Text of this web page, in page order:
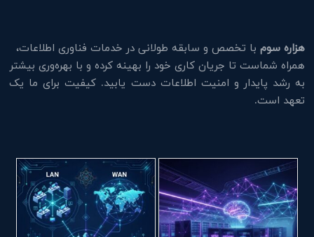
هزاره سوم با تخصص و سابقه طولانی در خدمات فناوری اطلاعات،
همراه شماست تا جریان کاری خود را بهینه کرده و با بهره‌وری بیشتر
به رشد پایدار و امنیت اطلاعات دست یابید. کیفیت برای ما یک
تعهد است.